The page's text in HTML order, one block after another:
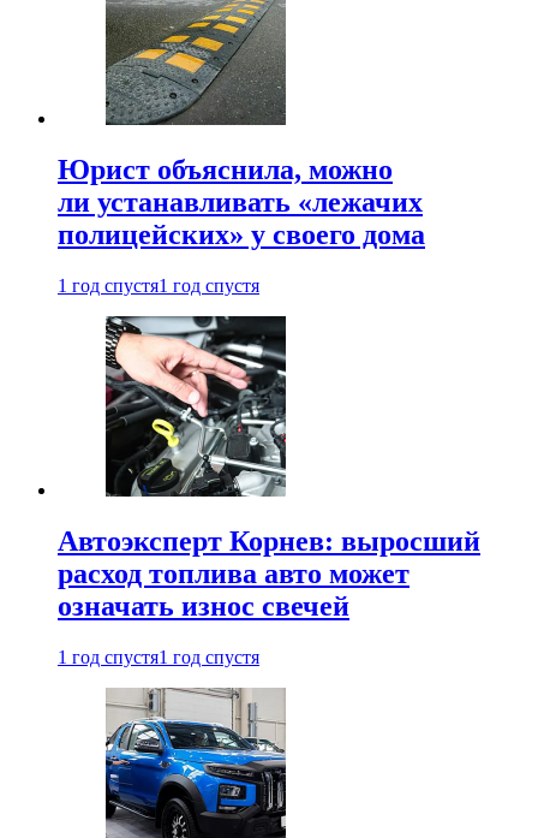
Юрист объяснила, можно
ли устанавливать «лежачих
полицейских» у своего дома
1 год спустя1 год спустя
Автоэксперт Корнев: выросший
расход топлива авто может
означать износ свечей
1 год спустя1 год спустя